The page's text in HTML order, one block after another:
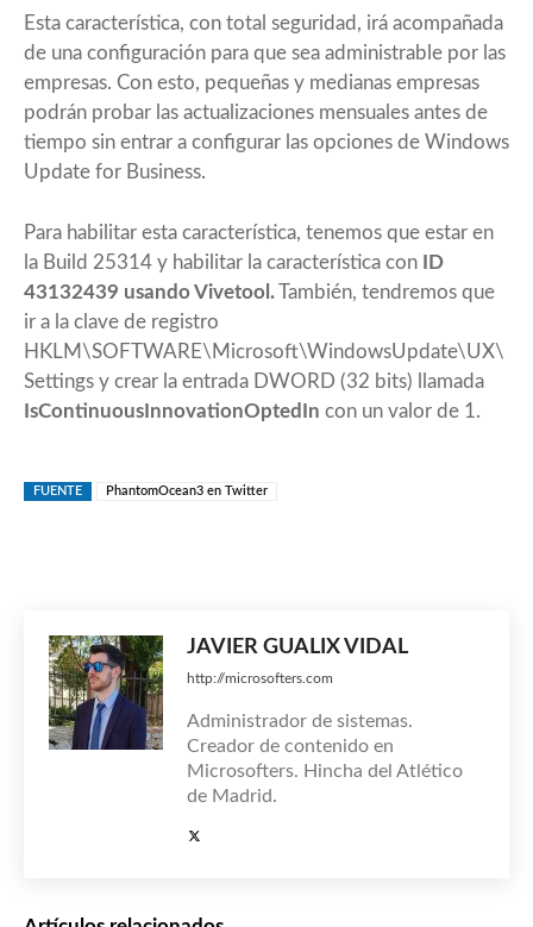
Esta característica, con total seguridad, irá acompañada
de una configuración para que sea administrable por las
empresas. Con esto, pequeñas y medianas empresas
podrán probar las actualizaciones mensuales antes de
tiempo sin entrar a configurar las opciones de Windows
Update for Business.
Para habilitar esta característica, tenemos que estar en
la Build 25314 y habilitar la característica con
ID
43132439 usandoVivetool .También, tendremos que
ir a la clave de registro
HKLM\SOFTWARE\Microsoft\WindowsUpdate\UX\
Settings y crear la entrada DWORD (32 bits) llamada
IsContinuousInnovationOptedIn con un valor de 1.
FUENTE PhantomOcean3 en Twitter
JAVIER GUALIX VIDAL
http://microsofters.com
Administrador de sistemas.
Creador de contenido en
Microsofters. Hincha del Atlético
de Madrid.